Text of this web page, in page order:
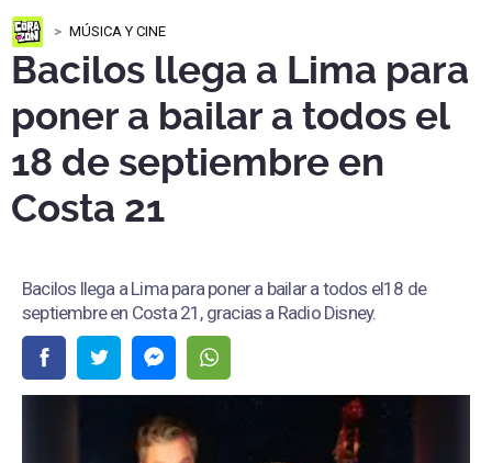
MÚSICA Y CINE
Bacilos llega a Lima para
poner a bailar a todos el
18 de septiembre en
Costa 21
Bacilos llega a Lima para poner a bailar a todos el18 de
septiembre en Costa 21, gracias a Radio Disney.